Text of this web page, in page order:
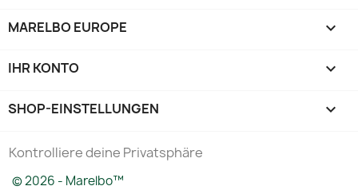
MARELBO EUROPE 
IHR KONTO 
SHOP-EINSTELLUNGEN keyboard_arrow_down
Kontrolliere deine Privatsphäre
© 2026 - Marelbo™